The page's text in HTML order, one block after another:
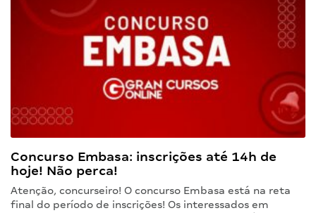
Concurso Embasa: inscrições até 14h de
hoje! Não perca!
Atenção, concurseiro! O concurso Embasa está na reta
final do período de inscrições! Os interessados em